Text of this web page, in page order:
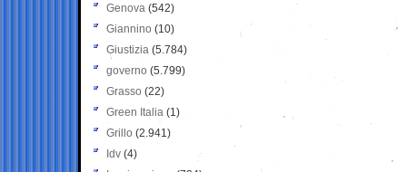
Genova (542)
Giannino (10)
Giustizia (5.784)
governo (5.799)
Grasso (22)
Green Italia (1)
Grillo (2.941)
Idv (4)